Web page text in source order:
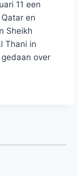
11 een
en
Sheikh
Thani in
over